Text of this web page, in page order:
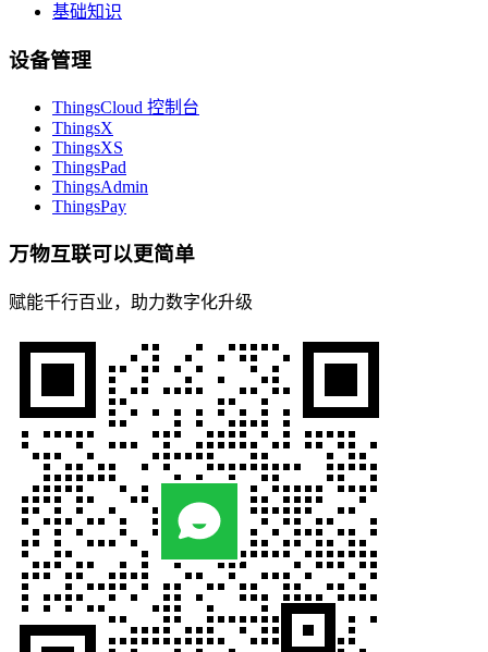
基础知识
设备管理
ThingsCloud 控制台
ThingsX
ThingsXS
ThingsPad
ThingsAdmin
ThingsPay
万物互联可以更简单
赋能千行百业，助力数字化升级